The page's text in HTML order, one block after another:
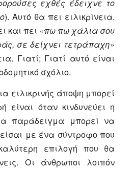
εχθές έδειχνε το
). Αυτό θα πει ειλικρίνεια.
και πει «πω πω χάλια σου
σε δείχνει τετράπαχη»
Γιατί; Γιατί αυτό είναι
σχόλιο.
ειλικρινής άποψη μπορεί
είναι όταν κινδυνεύει η
παράδειγμα μπορεί να
με ένα σύντροφο που
επιλογή που θα
Οι άνθρωποι λοιπόν